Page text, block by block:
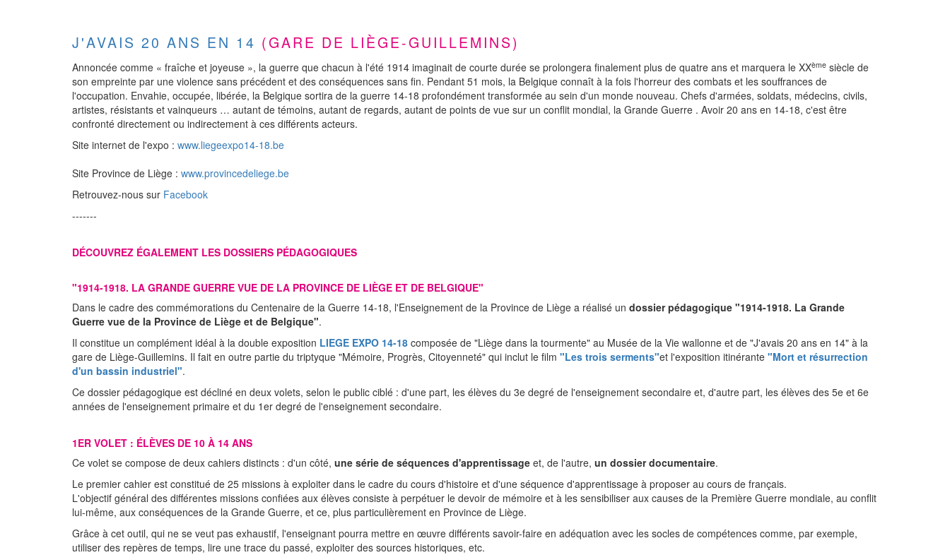
J'AVAIS 20 ANS EN 14 (GARE DE LIÈGE-GUILLEMINS)
Annoncée comme « fraîche et joyeuse », la guerre que chacun à l'été 1914 imaginait de courte durée se prolongera finalement plus de quatre ans et marquera le XXème siècle de
son empreinte par une violence sans précédent et des conséquences sans fin. Pendant 51 mois, la Belgique connaît à la fois l'horreur des combats et les souffrances de
l'occupation. Envahie, occupée, libérée, la Belgique sortira de la guerre 14-18 profondément transformée au sein d'un monde nouveau. Chefs d'armées, soldats, médecins, civils,
artistes, résistants et vainqueurs … autant de témoins, autant de regards, autant de points de vue sur un conflit mondial, la Grande Guerre . Avoir 20 ans en 14-18, c'est être
confronté directement ou indirectement à ces différents acteurs.
Site internet de l'expo : www.liegeexpo14-18.be
Site Province de Liège : www.provincedeliege.be
Retrouvez-nous sur Facebook
-------
DÉCOUVREZ ÉGALEMENT LES DOSSIERS PÉDAGOGIQUES
"1914-1918. LA GRANDE GUERRE VUE DE LA PROVINCE DE LIÈGE ET DE BELGIQUE"
Dans le cadre des commémorations du Centenaire de la Guerre 14-18, l'Enseignement de la Province de Liège a réalisé un dossier pédagogique "1914-1918. La Grande
Guerre vue de la Province de Liège et de Belgique".
Il constitue un complément idéal à la double exposition LIEGE EXPO 14-18 composée de "Liège dans la tourmente" au Musée de la Vie wallonne et de "J'avais 20 ans en 14" à la
gare de Liège-Guillemins. Il fait en outre partie du triptyque "Mémoire, Progrès, Citoyenneté" qui inclut le film "Les trois serments"et l'exposition itinérante "Mort et résurrection
d'un bassin industriel".
Ce dossier pédagogique est décliné en deux volets, selon le public ciblé : d'une part, les élèves du 3e degré de l'enseignement secondaire et, d'autre part, les élèves des 5e et 6e
années de l'enseignement primaire et du 1er degré de l'enseignement secondaire.
1ER VOLET : ÉLÈVES DE 10 À 14 ANS
Ce volet se compose de deux cahiers distincts : d'un côté, une série de séquences d'apprentissage et, de l'autre, un dossier documentaire.
Le premier cahier est constitué de 25 missions à exploiter dans le cadre du cours d'histoire et d'une séquence d'apprentissage à proposer au cours de français.
L'objectif général des différentes missions confiées aux élèves consiste à perpétuer le devoir de mémoire et à les sensibiliser aux causes de la Première Guerre mondiale, au conflit
lui-même, aux conséquences de la Grande Guerre, et ce, plus particulièrement en Province de Liège.
Grâce à cet outil, qui ne se veut pas exhaustif, l'enseignant pourra mettre en œuvre différents savoir-faire en adéquation avec les socles de compétences comme, par exemple,
utiliser des repères de temps, lire une trace du passé, exploiter des sources historiques, etc.